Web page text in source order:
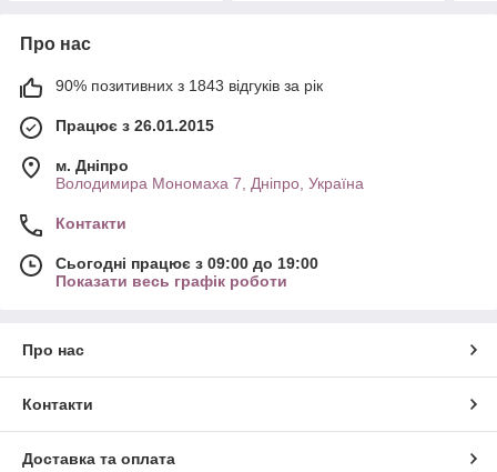
Про нас
90% позитивних з 1843 відгуків за рік
Працює з 26.01.2015
м. Дніпро
Володимира Мономаха 7, Дніпро, Україна
Контакти
Сьогодні працює з 09:00 до 19:00
Показати весь графік роботи
Про нас
Контакти
Доставка та оплата